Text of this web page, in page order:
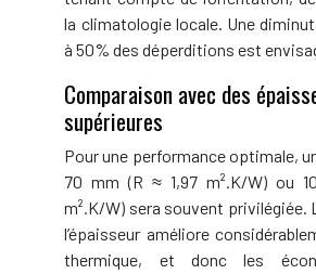
la climatologie locale. Une
à 50% des déperditions est
Comparaison avec des
supérieures
Pour une performance optimale,
70 mm (R ≈ 1,97 m².K/W) ou
m².K/W) sera souvent privilégiée.
l’épaisseur améliore
thermique, et donc les